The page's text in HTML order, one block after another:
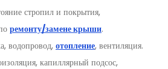
стропил и покрытия,
ремонту/замене крыши.
водопровод,отопление, вентиляция.
капиллярный подсос,